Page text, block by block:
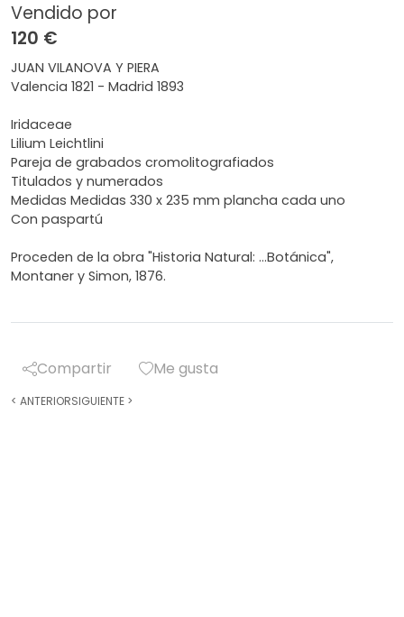
Vendido por
120 €
JUAN VILANOVA Y PIERA
Valencia 1821 - Madrid 1893
Iridaceae
Lilium Leichtlini
Pareja de grabados cromolitografiados
Titulados y numerados
Medidas Medidas 330 x 235 mm plancha cada uno
Con paspartú
Proceden de la obra "Historia Natural: …Botánica",
Montaner y Simon, 1876.
Compartir Me gusta
< ANTERIORSIGUIENTE >